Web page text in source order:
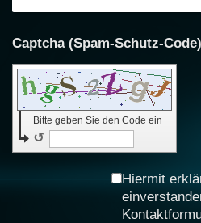
Bitte geben Sie den Code ein
↺
Hiermit